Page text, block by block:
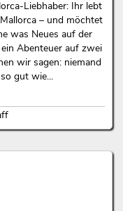
Liebhaber: Ihr lebt
– und möchtet
was Neues auf der
Abenteuer auf zwei
wir sagen: niemand
gut wie...